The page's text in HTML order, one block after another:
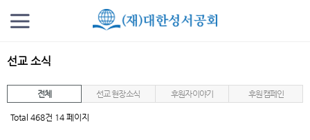
선교 소식
전체 선교 현장 소식 후원자 이야기 후원 캠페인
Total 468건 14 페이지